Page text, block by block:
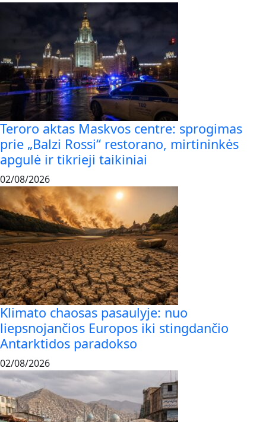
Teroro aktas Maskvos centre: sprogimas
prie „Balzi Rossi“ restorano, mirtininkės
apgulė ir tikrieji taikiniai
02/08/2026
Klimato chaosas pasaulyje: nuo
liepsnojančios Europos iki stingdančio
Antarktidos paradokso
02/08/2026